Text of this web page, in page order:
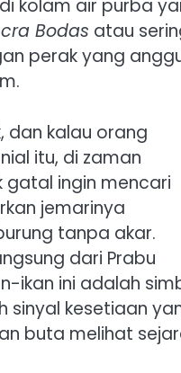
kolam air purba
Bodas atau
perak yang
dan kalau orang
itu, di zaman
gatal ingin mencari
jemarinya
tanpa akar.
dari Prabu
ikan ini adalah
sinyal kesetiaan
buta melihat